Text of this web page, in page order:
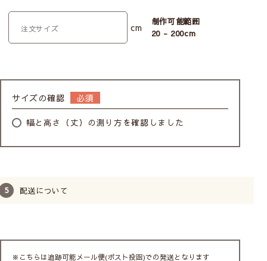
cm
制作可能範囲
20 - 200cm
サイズの確認
幅と高さ（丈）の測り方を確認しました
配送について
※こちらは追跡可能メール便(ポスト投函)での発送となります